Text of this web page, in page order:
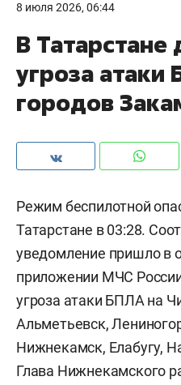
8 июля 2026, 06:44
В Татарстане
угроза атаки
городов
Режим беспилотной
Татарстане в 03:28.
уведомление пришло в
приложении МЧС
угроза атаки БПЛА на
Альметьевск,
Нижнекамск, Елабугу,
Глава Нижнекамского